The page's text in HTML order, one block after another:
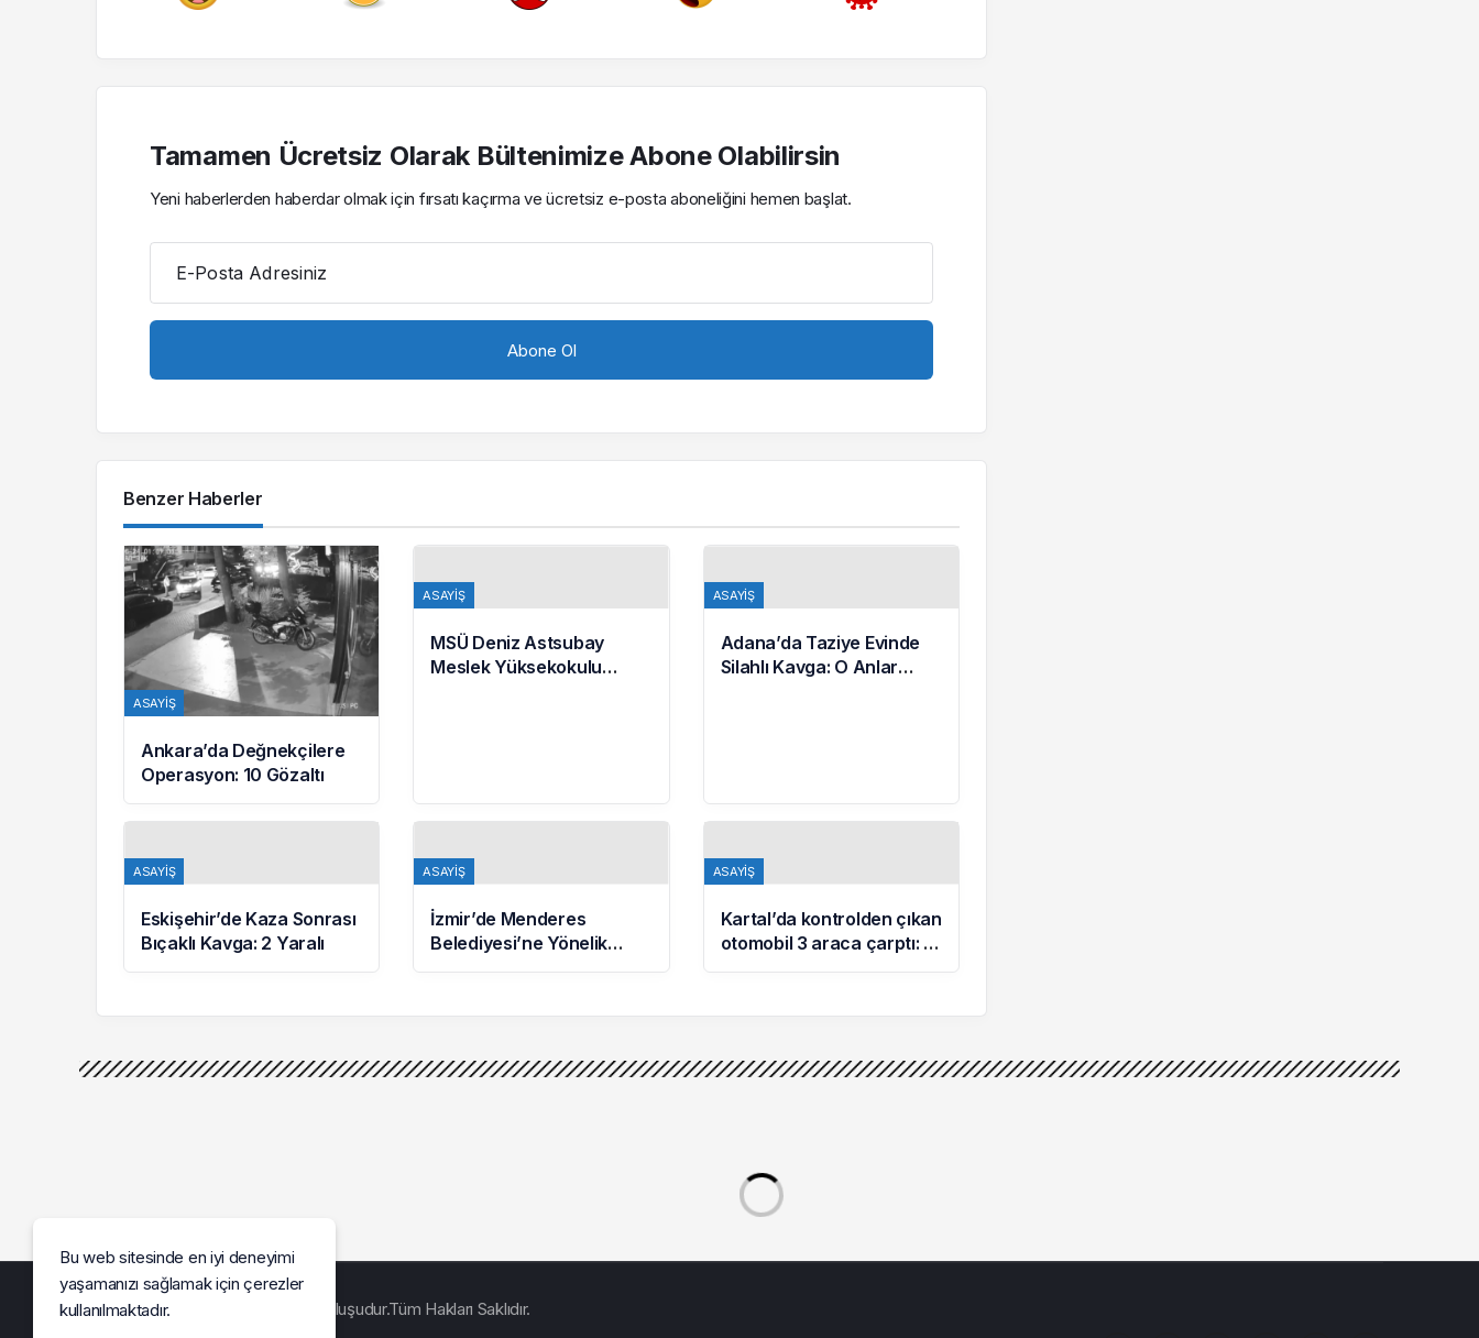
Tamamen Ücretsiz Olarak Bültenimize Abone Olabilirsin
Yeni haberlerden haberdar olmak için fırsatı kaçırma ve ücretsiz e-posta aboneliğini hemen başlat.
E-Posta Adresiniz
Benzer Haberler
ASAYIŞ
Ankara’da Değnekçilere
Operasyon: 10 Gözaltı
ASAYIŞ
MSÜ Deniz Astsubay
Meslek Yüksekokulu
ASAYIŞ
Adana’da Taziye Evinde
Silahlı Kavga: O Anlar
ASAYIŞ
Eskişehir’de Kaza Sonrası
Bıçaklı Kavga: 2 Yaralı
ASAYIŞ
İzmir’de Menderes
Belediyesi’ne Yönelik
Soruşturmada 16 Şüpheli
ASAYIŞ
Kartal’da kontrolden çıkan
otomobil 3 araca çarptı: 2
yaralı
Bu web sitesinde en iyi deneyimi
yaşamanızı sağlamak için çerezler
kullanılmaktadır.
BirDijitary Ajans & Medya kuruluşudur.Tüm Hakları Saklıdır.